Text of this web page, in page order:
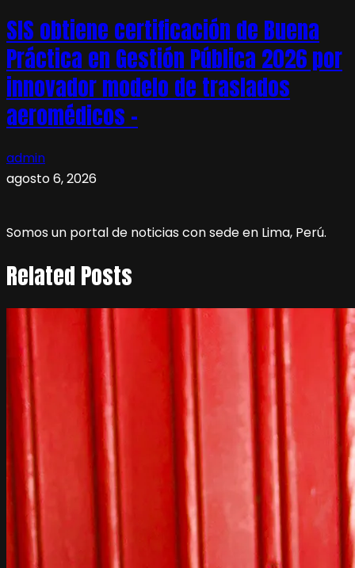
SIS obtiene certificación de Buena
Práctica en Gestión Pública 2026 por
innovador modelo de traslados
aeromédicos –
admin
agosto 6, 2026
Somos un portal de noticias con sede en Lima, Perú.
Related Posts